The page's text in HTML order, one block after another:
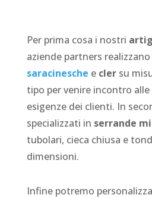
Per prima cosa i nostri
aziende partners realizzano
saracinesche e clersu
tipo per venire incontro
esigenze dei clienti. In
specializzati in serrande
tubolari, cieca chiusa e
dimensioni.
Infine potremo